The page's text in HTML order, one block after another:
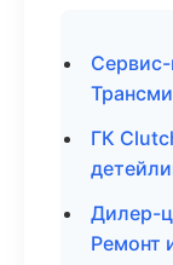
ГК
Дилер-
Ремонт